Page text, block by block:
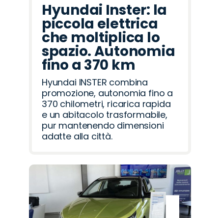
Hyundai Inster: la
piccola elettrica
che moltiplica lo
spazio. Autonomia
fino a 370 km
Hyundai INSTER combina
promozione, autonomia fino a
370 chilometri, ricarica rapida
e un abitacolo trasformabile,
pur mantenendo dimensioni
adatte alla città.